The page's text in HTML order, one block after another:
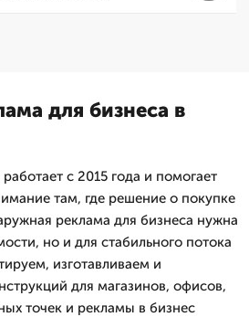
для бизнеса в
с 2015 года и помогает
там, где решение о покупке
реклама для бизнеса нужна
но и для стабильного потока
изготавливаем и
для магазинов, офисов,
точек и рекламы в бизнес